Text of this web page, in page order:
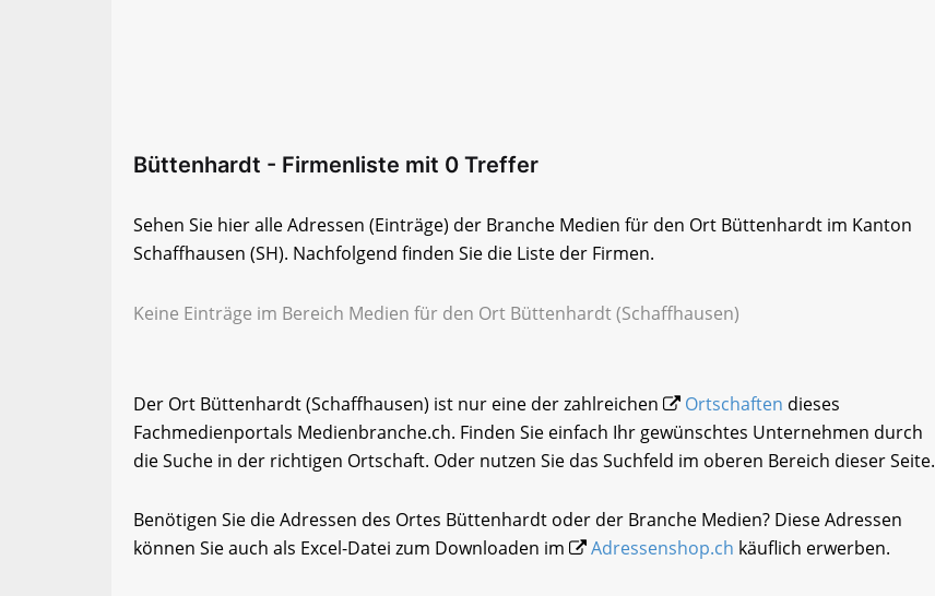
Büttenhardt - Firmenliste mit 0 Treffer
Sehen Sie hier alle Adressen (Einträge) der Branche Medien für den Ort Büttenhardt im Kanton
Schaffhausen (SH). Nachfolgend finden Sie die Liste der Firmen.
Keine Einträge im Bereich Medien für den Ort Büttenhardt (Schaffhausen)
Der Ort Büttenhardt (Schaffhausen) ist nur eine der zahlreichen Ortschaften dieses
Fachmedienportals Medienbranche.ch. Finden Sie einfach Ihr gewünschtes Unternehmen durch
die Suche in der richtigen Ortschaft. Oder nutzen Sie das Suchfeld im oberen Bereich dieser Seite.
Benötigen Sie die Adressen des Ortes Büttenhardt oder der Branche Medien? Diese Adressen
können Sie auch als Excel-Datei zum Downloaden im
Adressenshop.ch käuflich erwerben.